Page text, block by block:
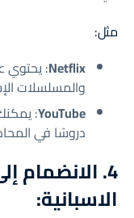
مثل:
Netflix: يحتوي
والمسلسلات
YouTube
:
دروسًا في
4. الانضمام
الاسبانية: